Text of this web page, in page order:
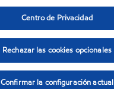
Centro de Privacidad
Rechazar las cookies opcionales
Confirmar la configuración actual